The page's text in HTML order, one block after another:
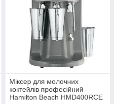
Міксер для молочних
коктейлів професійний
Hamilton Beach HMD400RCE